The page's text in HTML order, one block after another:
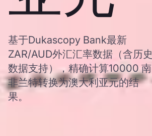
基于Dukascopy Bank最新
ZAR/AUD外汇汇率数据（含历史
数据支持），精确计算10000 南
非兰特转换为澳大利亚元的结
果。